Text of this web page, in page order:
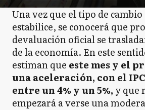
Una vez que el tipo de cambio
estabilice, se conocerá que
devaluación oficial se
de la economía. En este
estiman que este mes y el
una aceleración, con el
entre un 4% y un 5%, y que
empezará a verse una